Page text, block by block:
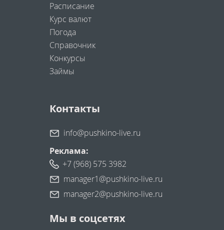
Расписание
Курс валют
Погода
Справочник
Конкурсы
Займы
Контакты
info@pushkino-live.ru
Реклама:
+7 (968) 575 3982
manager1@pushkino-live.ru
manager2@pushkino-live.ru
Мы в соцсетях